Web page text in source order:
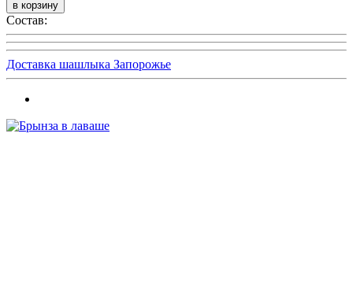
Состав:
Доставка шашлыка Запорожье